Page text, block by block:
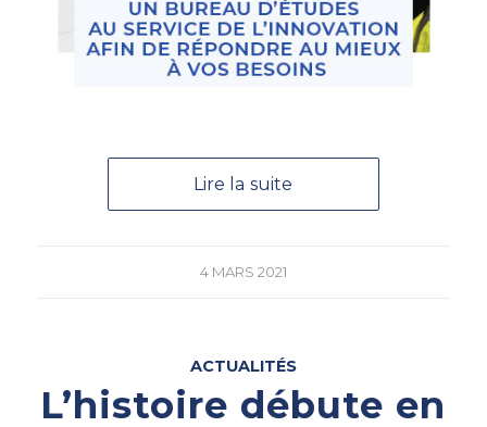
Lire la suite
4 MARS 2021
ACTUALITÉS
L’histoire débute en